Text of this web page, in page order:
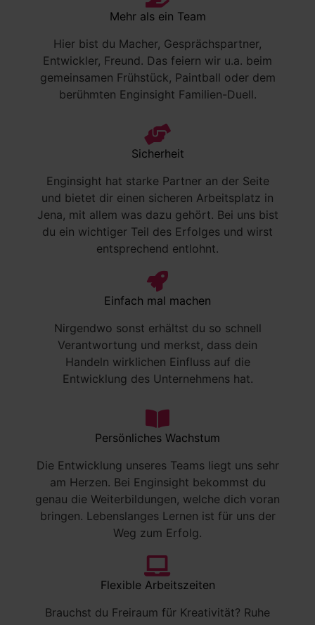
Mehr als ein Team
Hier bist du Macher, Gesprächspartner,
Entwickler, Freund. Das feiern wir u.a. beim
gemeinsamen Frühstück, Paintball oder dem
berühmten Enginsight Familien-Duell.
Sicherheit
Enginsight hat starke Partner an der Seite
und bietet dir einen sicheren Arbeitsplatz in
Jena, mit allem was dazu gehört. Bei uns bist
du ein wichtiger Teil des Erfolges und wirst
entsprechend entlohnt.
Einfach mal machen
Nirgendwo sonst erhältst du so schnell
Verantwortung und merkst, dass dein
Handeln wirklichen Einfluss auf die
Entwicklung des Unternehmens hat.
Persönliches Wachstum
Die Entwicklung unseres Teams liegt uns sehr
am Herzen. Bei Enginsight bekommst du
genau die Weiterbildungen, welche dich voran
bringen. Lebenslanges Lernen ist für uns der
Weg zum Erfolg.
Flexible Arbeitszeiten
Brauchst du Freiraum für Kreativität? Ruhe